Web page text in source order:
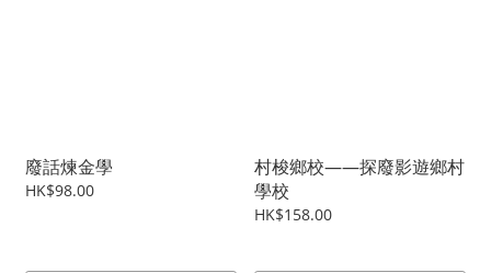
廢話煉金學
HK$98.00
村梭鄉校——探廢影遊鄉村
學校
HK$158.00